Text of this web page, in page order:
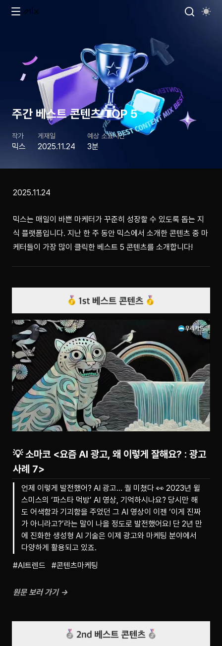
주간 베스트 콘텐츠 TOP 5
작가
믹스
게재일
2025.11.24
예상 소요시간
3분
2025.11.24
믹스는 매일이 바쁜 마케터가 꾸준히 성장할 수 있도록 돕는 지
식 플랫폼입니다. 지난 한 주 동안 믹스에서 소개한 콘텐츠 중 마
케터들이 가장 많이 클릭한 베스트 5 콘텐츠를 소개합니다!
💡 소마코 <요즘 AI 광고, 왜 이렇게 잘해요? : 광고
사례 7>
언제 이렇게 발전했어? AI 광고… 퀄 미쳤다 👀 2023년 윌
스미스의 ‘파스타 먹방’ AI 영상, 기억하시나요? 당시만 해
도 어색함과 기괴함을 주었던 그 AI 영상이 이젠 ‘이게 진짜
가 아니라고?’라는 말이 나올 정도로 발전했어요! 단 2년 만
에 진화한 생성형 AI 기술은 이제 광고와 마케팅 분야에서
다양하게 활용되고 있죠.
#AI트렌드   #콘텐츠마케팅
원문 보러 가기 →